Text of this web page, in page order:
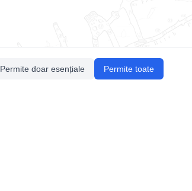
Permite doar esențiale Permite toate